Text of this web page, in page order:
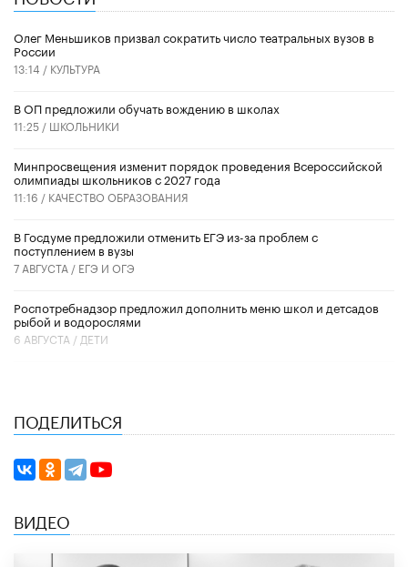
Олег Меньшиков призвал сократить число театральных вузов в
России
13:14 / КУЛЬТУРА
В ОП предложили обучать вождению в школах
11:25 / ШКОЛЬНИКИ
Минпросвещения изменит порядок проведения Всероссийской
олимпиады школьников с 2027 года
11:16 / КАЧЕСТВО ОБРАЗОВАНИЯ
В Госдуме предложили отменить ЕГЭ из-за проблем с
поступлением в вузы
7 АВГУСТА / ЕГЭ И ОГЭ
Роспотребнадзор предложил дополнить меню школ и детсадов
рыбой и водорослями
6 АВГУСТА / ДЕТИ
ПОДЕЛИТЬСЯ
ВИДЕО